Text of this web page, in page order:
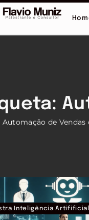
Automação de
Inteligência Artifificial